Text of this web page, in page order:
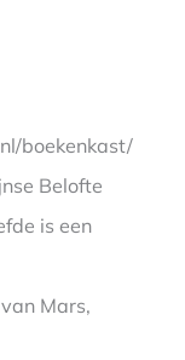
boekenkast/
Belofte
is een
Mars,